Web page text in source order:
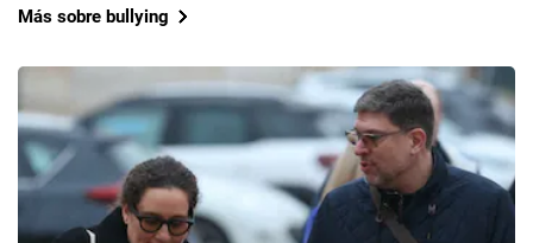
Más sobre bullying